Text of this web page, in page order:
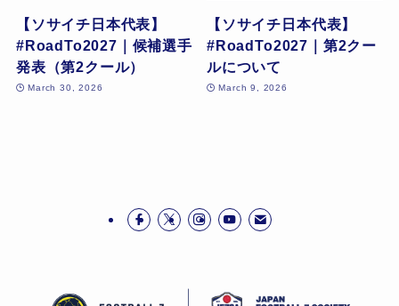
【ソサイチ日本代表】
#RoadTo2027｜候補選手
発表（第2クール）
March 30, 2026
【ソサイチ日本代表】
#RoadTo2027｜第2クー
ルについて
March 9, 2026